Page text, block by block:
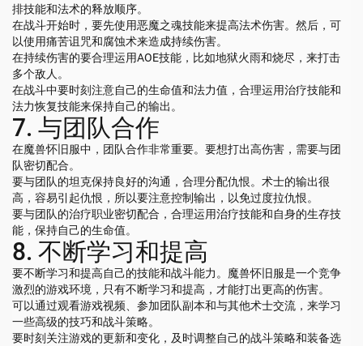
排技能和法术的释放顺序。
在战斗开始时，要先使用恶魔之魂技能来提高法术伤害。然后，可
以使用痛苦诅咒和腐蚀术来造成持续伤害。
在持续伤害的要合理运用AOE技能，比如地狱火雨和烧尽，来打击
多个敌人。
在战斗中要时刻注意自己的生命值和法力值，合理运用治疗技能和
法力恢复技能来保持自己的输出。
7. 与团队合作
在魔兽怀旧服中，团队合作非常重要。要想打出高伤害，需要与团
队密切配合。
要与团队的坦克保持良好的沟通，合理分配仇恨。术士的输出很
高，容易引起仇恨，所以要注意控制输出，以免过度拉仇恨。
要与团队的治疗职业密切配合，合理运用治疗技能和自身的生存技
能，保持自己的生命值。
8. 不断学习和提高
要不断学习和提高自己的技能和战斗能力。魔兽怀旧服是一个竞争
激烈的游戏环境，只有不断学习和提高，才能打出更高的伤害。
可以通过观看游戏视频、参加团队副本和与其他术士交流，来学习
一些高级的技巧和战斗策略。
要时刻关注游戏的更新和变化，及时调整自己的战斗策略和装备选